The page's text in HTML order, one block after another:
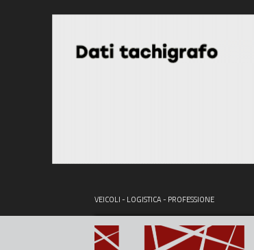
VEICOLI - LOGISTICA - PROFESSIONE